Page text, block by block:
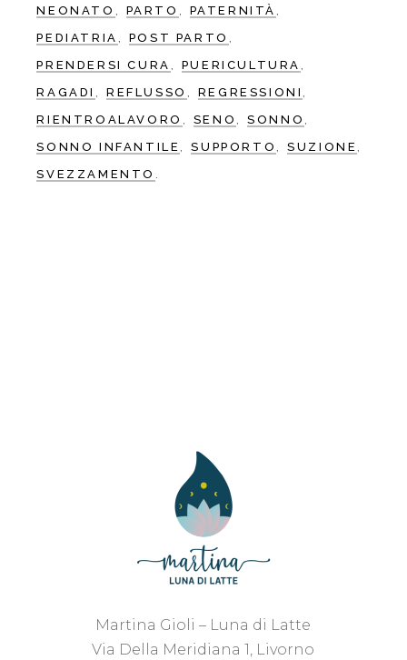
NEONATO
PARTO
PATERNITÀ
PEDIATRIA
POST PARTO
PRENDERSI CURA
PUERICULTURA
RAGADI
REFLUSSO
REGRESSIONI
RIENTROALAVORO
SENO
SONNO
SONNO INFANTILE
SUPPORTO
SUZIONE
SVEZZAMENTO
Martina Gioli – Luna di Latte
Via Della Meridiana 1, Livorno